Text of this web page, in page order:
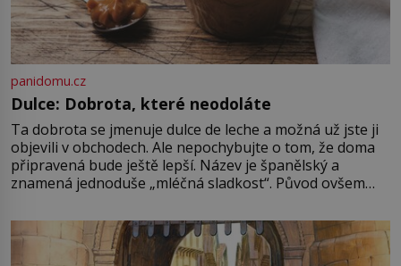
panidomu.cz
Dulce: Dobrota, které neodoláte
Ta dobrota se jmenuje dulce de leche a možná už jste ji
objevili v obchodech. Ale nepochybujte o tom, že doma
připravená bude ještě lepší. Název je španělský a
znamená jednoduše „mléčná sladkost“. Původ ovšem
pře hned několik latinskoamerických zemí a k tomu
Francie, kde se traduje,